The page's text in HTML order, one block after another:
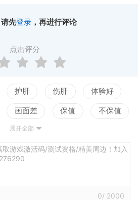
请先登录，再进行评论
点击评分
护肝 伤肝 体验好
画面差 保值 不保值
测试
展开全部
游戏激活码/测试资格/精美周边！加入
0/ 2000